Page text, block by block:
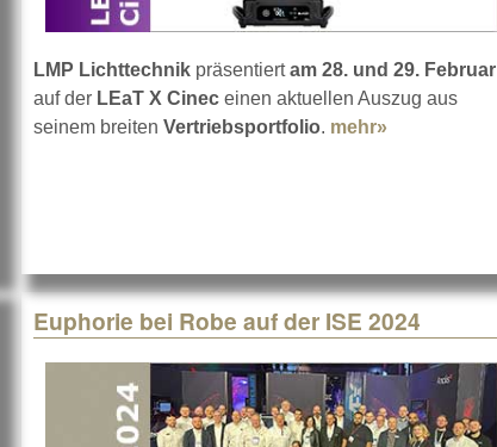
war die LEaT X CiNEC
LMP Lichttechnik präsentiertam 28. und 29. Februar
auf der LEaT X Cinec einen aktuellen Auszug aus
seinem breiten Vertriebsportfolio. mehr»
Euphorie bei Robe auf der ISE 2024